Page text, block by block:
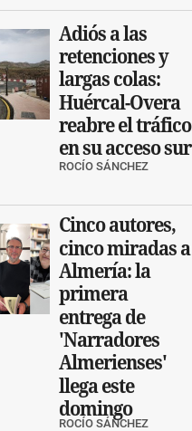
Adiós a las
retenciones y
largas colas:
Huércal-Overa
reabre el tráfico
en su acceso sur
ROCÍO SÁNCHEZ
Cinco autores,
cinco miradas a
Almería: la
primera
entrega de
'Narradores
Almerienses'
llega este
domingo
ROCÍO SÁNCHEZ